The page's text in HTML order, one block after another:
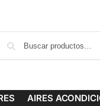
AIRES